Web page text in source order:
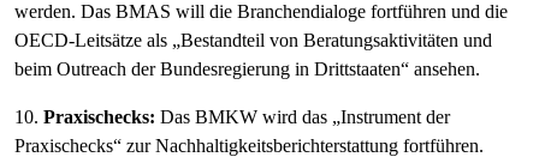
werden. Das BMAS will die Branchendialoge fortführen und die
OECD-Leitsätze als „Bestandteil von Beratungsaktivitäten und
beim Outreach der Bundesregierung in Drittstaaten“ ansehen.
10. Praxischecks: Das BMKW wird das „Instrument der
Praxischecks“ zur Nachhaltigkeitsberichterstattung fortführen.